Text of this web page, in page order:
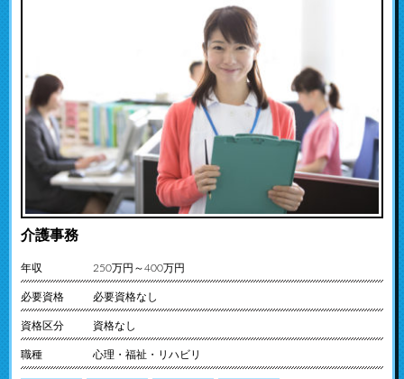
介護事務
年収 250万円～400万円
必要資格 必要資格なし
資格区分 資格なし
職種 心理・福祉・リハビリ